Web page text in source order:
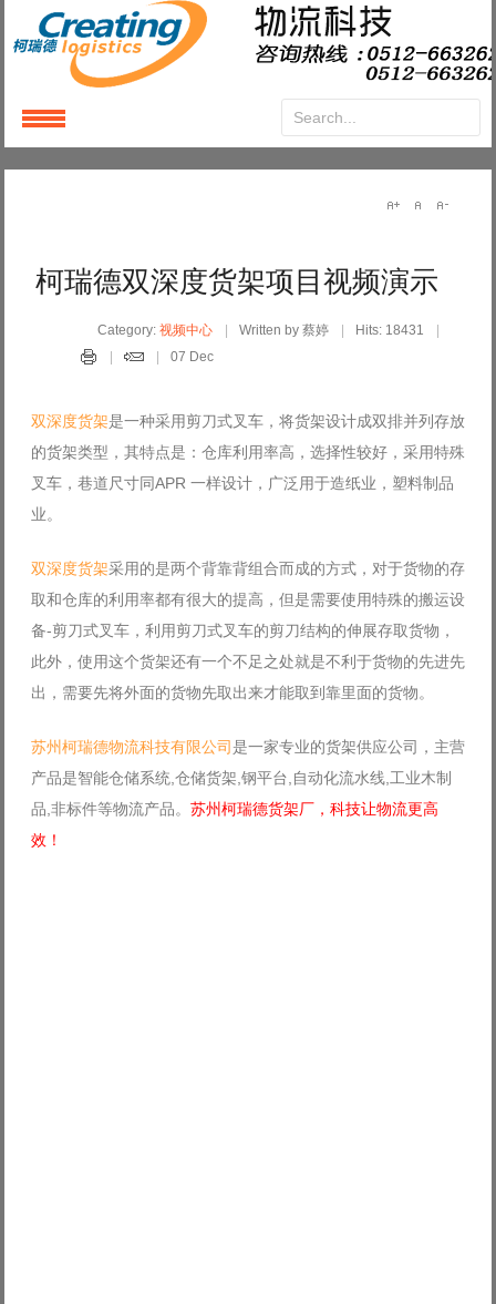
柯瑞德双深度货架项目视频演示
Category:视频中心 Written by 蔡婷
Hits: 18431
07 Dec
双深度货架是一种采用剪刀式叉车，将货架设计成双排并列存放
的货架类型，其特点是：仓库利用率高，选择性较好，采用特殊
叉车，巷道尺寸同APR 一样设计，广泛用于造纸业，塑料制品
业。
双深度货架采用的是两个背靠背组合而成的方式，对于货物的存
取和仓库的利用率都有很大的提高，但是需要使用特殊的搬运设
备-剪刀式叉车，利用剪刀式叉车的剪刀结构的伸展存取货物，
此外，使用这个货架还有一个不足之处就是不利于货物的先进先
出，需要先将外面的货物先取出来才能取到靠里面的货物。
苏州柯瑞德物流科技有限公司 是一家专业的货架供应公司，主营
产品是智能仓储系统,仓储货架,钢平台,自动化流水线,工业木制
品,非标件等物流产品。 苏州柯瑞德货架厂，科技让物流更高
效！
LoginorRegister
Forgot your username?